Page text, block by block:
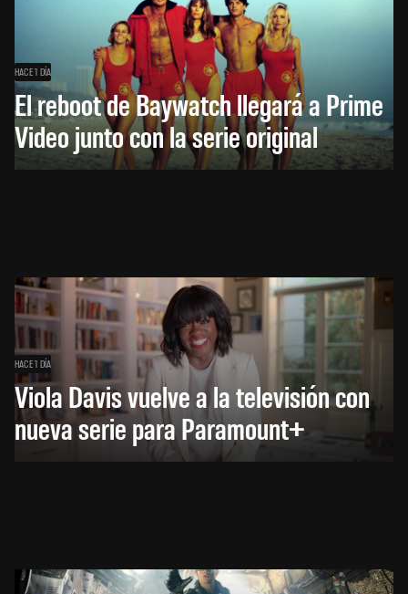
HACE 1 DÍA
El reboot de Baywatch llegará a Prime
Video junto con la serie original
HACE 1 DÍA
Viola Davis vuelve a la televisión con
nueva serie para Paramount+